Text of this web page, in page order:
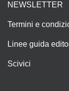
NEWSLETTER
Termini e
Linee guida
Scivici